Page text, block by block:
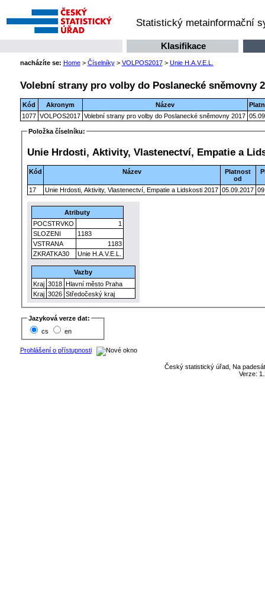
Statistický metainformační
Klasifikace
nacházíte se: Home> Číselníky> VOLPOS2017> Unie H.A.V.E.L.
Volební strany pro volby do Poslanecké sněmovny
Kód Akronym Název
1077 VOLPOS2017 Volební strany pro volby do Poslanecké sněmovny 2017
Položka číselníku:
Unie Hrdosti, Aktivity, Vlastenectví, Empatie a
Kód Název
Platnost
od
17 Unie Hrdosti, Aktivity, Vlastenectví, Empatie a Lidskosti 2017 05.09.2017
Atributy
POCSTRVKO
1
SLOZENI
1183
VSTRANA
1183
ZKRATKA30
Unie H.A.V.E.L.
Vazby
Kraj 3018 Hlavní město Praha
Kraj 3026 Středočeský kraj
Jazyková verze dat:
cs
en
Prohlášení o přístupnosti
Český statistický úřad, Na
Verze: